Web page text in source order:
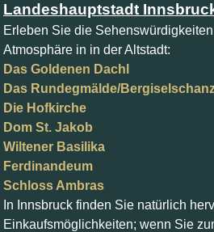
Landeshauptstadt
Erleben Sie die
Atmosphäre in in der Altstadt:
Das Goldenen Dachl
Das Rundegmälde/
Die Hofkirche
Dom St. Jakob
Wiltener Basilika
Ferdinandeum
Schloss Ambras
In Innsbruck finden Sie natürlich
Einkaufsmöglichkeiten; wenn Sie